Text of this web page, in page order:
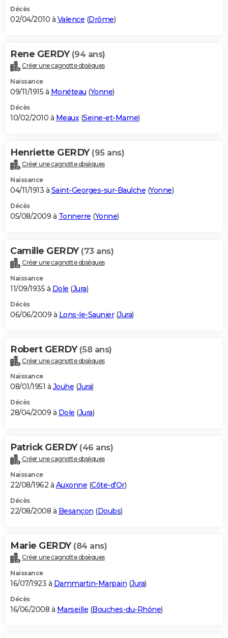
Décès
02/04/2010 à Valence (Drôme)
Rene GERDY (94 ans)
Créer une cagnotte obsèques
Naissance
09/11/1915 à Monéteau (Yonne)
Décès
10/02/2010 à Meaux(Seine-et-Marne)
Henriette GERDY (95 ans)
Créer une cagnotte obsèques
Naissance
04/11/1913 à Saint-Georges-sur-Baulche (Yonne)
Décès
05/08/2009 à Tonnerre (Yonne)
Camille GERDY (73 ans)
Créer une cagnotte obsèques
Naissance
11/09/1935 à Dole (Jura)
Décès
06/06/2009 à Lons-le-Saunier(Jura)
Robert GERDY (58 ans)
Créer une cagnotte obsèques
Naissance
08/01/1951 à Jouhe (Jura)
Décès
28/04/2009 à Dole (Jura)
Patrick GERDY (46 ans)
Créer une cagnotte obsèques
Naissance
22/08/1962 à Auxonne (Côte-d'Or)
Décès
22/08/2008 à Besançon (Doubs)
Marie GERDY (84 ans)
Créer une cagnotte obsèques
Naissance
16/07/1923 à Dammartin-Marpain (Jura)
Décès
16/06/2008 à Marseille (Bouches-du-Rhône)